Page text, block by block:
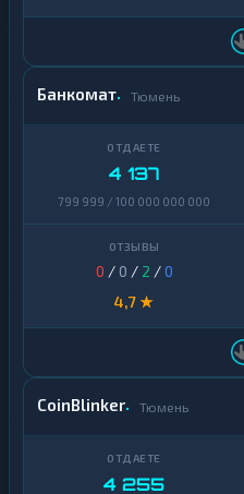
Банкомат Тюмень
4 137
799 999 / 100 000 000 000
0 / 0 / 2 /0
4,7 ★
CoinBlinker Тюмень
4 255